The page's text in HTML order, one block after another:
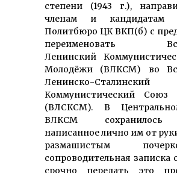
степени (1943 г.),
членам и кандидатам
Политбюро ЦК ВКП(б) с
переименовать
Ленинский
Молодёжи (ВЛКСМ) во
Ленинско-Сталинский
Коммунистический Союз
(ВЛСКСМ). В
ВЛКСМ сохранилось
написанное лично им от
размашистым
сопроводительная записка
срочно передать это